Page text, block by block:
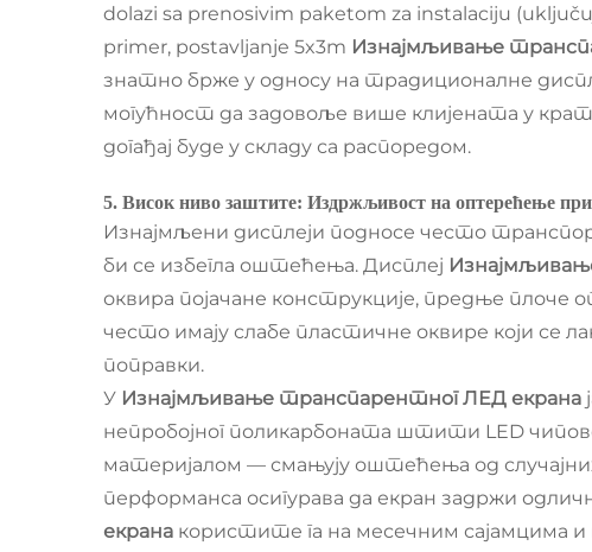
dolazi sa prenosivim paketom za instalaciju
primer, postavljanje 5x3m Изнајмљивање
знатно брже у односу на традиционалне
могућност да задовоље више клијената у
догађај буде у складу са распоредом.
5. Висок ниво заштите: Издржљивост на оптерећење
Изнајмљени дисплеји подносе често
би се избегла оштећења. Дисплеј
оквира појачане конструкције, предње плоче
често имају слабе пластичне оквире који се
поправки.
У Изнајмљивање транспарентног ЛЕД екрана
непробојног поликарбоната штити LED
материјалом — смањују оштећења од
перформанса осигурава да екран задржи
екрана користите га на месечним сајамцима